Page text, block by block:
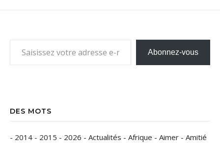
Abonnez-vous
DES MOTS
- 2014 - 2015 - 2026 - Actualités - Afrique - Aimer - Amitié